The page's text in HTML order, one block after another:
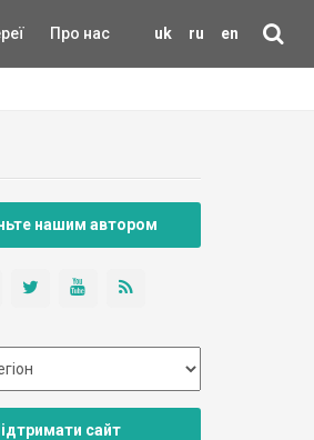
uk ru en
Про нас
нашим автором
сайт